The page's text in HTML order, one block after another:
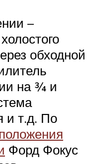
–
обходной
на ¾ и
и т.д. По
Форд Фокус